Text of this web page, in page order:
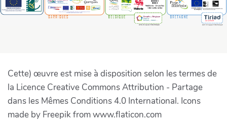
Cette) œuvre est mise à disposition selon les termes de
la Licence Creative Commons Attribution - Partage
dans les Mêmes Conditions 4.0 International. Icons
made by Freepik from www.flaticon.com